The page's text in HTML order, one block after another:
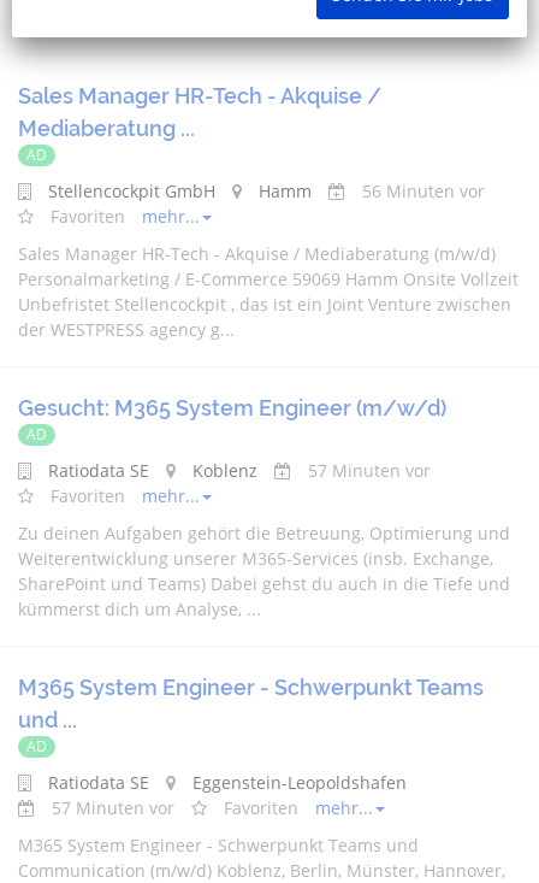
Sales Manager HR-Tech - Akquise /
Mediaberatung ...
AD
Stellencockpit GmbH Hamm
56 Minuten vor
Favoriten
mehr...
Sales Manager HR-Tech - Akquise / Mediaberatung (m/w/d)
Personalmarketing / E-Commerce 59069 Hamm Onsite Vollzeit
Unbefristet Stellencockpit , das ist ein Joint Venture zwischen
der WESTPRESS agency g...
Gesucht: M365 System Engineer (m/w/d)
AD
Ratiodata SE Koblenz
57 Minuten vor
Favoriten
mehr...
Zu deinen Aufgaben gehört die Betreuung, Optimierung und
Weiterentwicklung unserer M365-Services (insb. Exchange,
SharePoint und Teams) Dabei gehst du auch in die Tiefe und
kümmerst dich um Analyse, ...
M365 System Engineer - Schwerpunkt Teams
und ...
AD
Ratiodata SE
Eggenstein-Leopoldshafen
57 Minuten vor
Favoriten
mehr...
M365 System Engineer - Schwerpunkt Teams und
Communication (m/w/d) Koblenz, Berlin, Münster, Hannover,